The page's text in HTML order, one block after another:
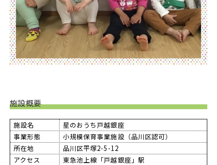
施設概要
施設名
星のおうち戸越銀座
事業形態
小規模保育事業施設（品川区認可）
所在地
品川区平塚2-5-12
アクセス
東急池上線「戸越銀座」駅